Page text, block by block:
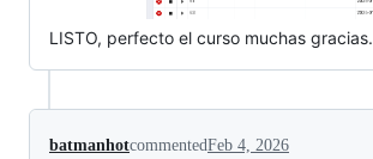
LISTO, perfecto el curso muchas gracias.
batmanhotcommentedFeb 4, 2026